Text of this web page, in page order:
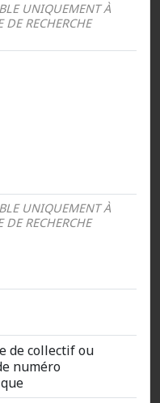
UNIQUEMENT À
DE RECHERCHE
UNIQUEMENT À
DE RECHERCHE
de collectif ou
numéro